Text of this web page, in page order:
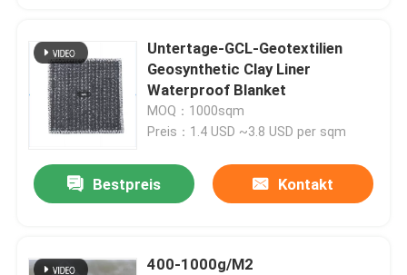
Untertage-GCL-Geotextilien
Geosynthetic Clay Liner
Waterproof Blanket
MOQ：1000sqm
Preis：1.4 USD ~3.8 USD per sqm
Bestpreis Kontakt
400-1000g/M2